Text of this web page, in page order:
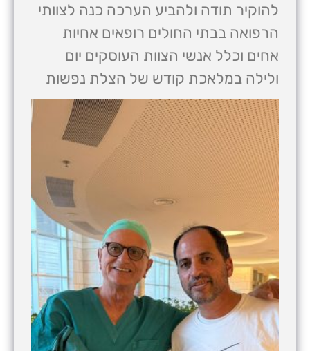
להוקיר תודה ולהביע הערכה כנה לצוותי
הרפואה בבתי החולים רופאים אחיות
אחים וכלל אנשי הצוות העוסקים יום
ולילה במלאכת קודש של הצלת נפשות